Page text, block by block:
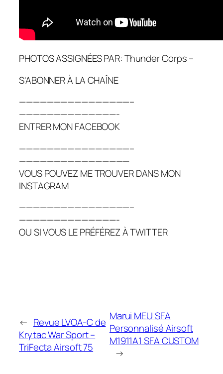
PHOTOS ASSIGNÉES PAR: Thunder Corps –
S'ABONNER À LA CHAÎNE
————————————————–
——————————————-
ENTRER MON FACEBOOK
————————————————–
————————————————
VOUS POUVEZ ME TROUVER DANS MON
INSTAGRAM
————————————————–
——————————————-
OU SI VOUS LE PRÉFÉREZ À TWITTER
← Revue LVOA-C de
Krytac War Sport –
TriFecta Airsoft 75
Marui MEU SFA
Personnalisé Airsoft
M1911A1 SFA CUSTOM
→